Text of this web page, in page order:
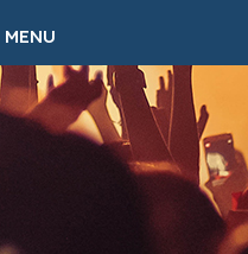
MENU